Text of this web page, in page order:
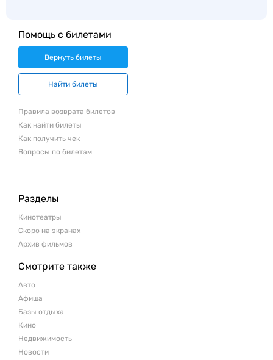
Помощь с билетами
Вернуть билеты
Найти билеты
Правила возврата билетов
Как найти билеты
Как получить чек
Вопросы по билетам
Разделы
Кинотеатры
Скоро на экранах
Архив фильмов
Смотрите также
Авто
Афиша
Базы отдыха
Кино
Недвижимость
Новости